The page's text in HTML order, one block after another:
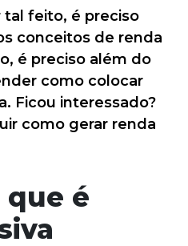
tal feito, é preciso
conceitos de renda
é preciso além do
como colocar
Ficou interessado?
como gerar renda
que é